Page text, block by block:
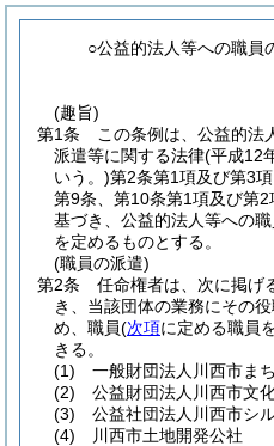
○公益的法人等への職員
(趣旨)
第1条
この条例は、公益的法
派遣等に関する法律(平成12
いう。)第2条第1項及び第3
第9条、第10条第1項及び第
基づき、公益的法人等への
を定めるものとする。
(職員の派遣)
第2条
任命権者は、次に掲げ
き、当該団体の業務にその
め、職員(次項に定める職員
きる。
(1)
一般財団法人川西市ま
(2)
公益財団法人川西市文
(3)
公益社団法人川西市シ
(4)
川西市土地開発公社